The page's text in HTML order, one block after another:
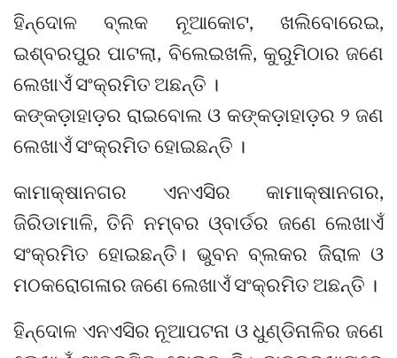
ହିନ୍ଦୋଳ ବ୍ଲକ ନୂଆକୋଟ, ଖଲିବୋରେଇ,
ଇଶ୍ବରପୁର ପାଟଲା, ବିଲେଇଖଳି, କୁରୁମିଠାର ଜଣେ
ଲେଖାଏଁ ସଂକ୍ରମିତ ଅଛନ୍ତି ।
କଙ୍କଡ଼ାହାଡ଼ର ରାଇବୋଲ ଓ କଙ୍କଡ଼ାହାଡ଼ର ୨ ଜଣ
ଲେଖାଏଁ ସଂକ୍ରମିତ ହୋଇଛନ୍ତି ।
କାମାକ୍ଷାନଗର ଏନଏସିର କାମାକ୍ଷାନଗର,
ଜିରିଡାମାଳି, ତିନି ନମ୍ବର ଓ୍ବାର୍ଡର ଜଣେ ଲେଖାଏଁ
ସଂକ୍ରମିତ ହୋଇଛନ୍ତି। ଭୁବନ ବ୍ଲକର ଜିରାଳ ଓ
ମଠକରୋଗଳାର ଜଣେ ଲେଖାଏଁ ସଂକ୍ରମିତ ଅଛନ୍ତି ।
ହିନ୍ଦୋଳ ଏନଏସିର ନୂଆପଟନା ଓ ଧୁଣ୍ଡିନାଳିର ଜଣେ